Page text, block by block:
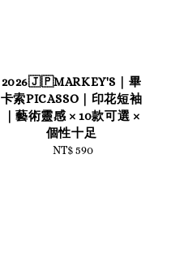
2026🇯🇵MARKEY'S｜畢
卡索PICASSO｜印花短袖
｜藝術靈感 × 10款可選 ×
個性十足
Regular
NT$ 590